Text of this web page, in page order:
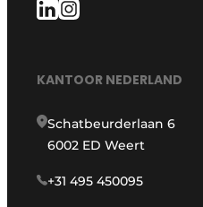
KANTOOR NEDERLAND
Schatbeurderlaan 6
6002 ED Weert
+31 495 450095